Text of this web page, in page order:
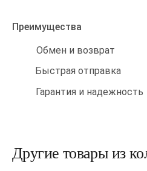
Преимущества
Обмен и возврат
Быстрая отправка
Гарантия и надежность
Другие товары из